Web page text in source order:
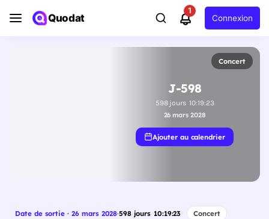
Quodat
1
Connexion
Concert
J-598
598jours 10:19:22
26 mars 2028
Ajouter au calendrier
Date de sortie · 26 mars 2028·598 jours 10:19:22 Concert